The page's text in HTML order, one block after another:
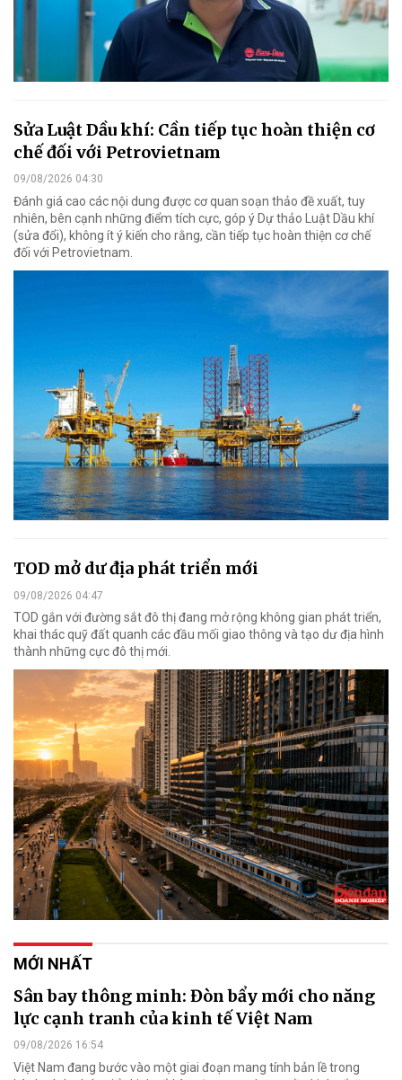
Sửa Luật Dầu khí: Cần tiếp tục hoàn thiện cơ
chế đối với Petrovietnam
09/08/2026 04:30
Đánh giá cao các nội dung được cơ quan soạn thảo đề xuất, tuy
nhiên, bên cạnh những điểm tích cực, góp ý Dự thảo Luật Dầu khí
(sửa đổi), không ít ý kiến cho rằng, cần tiếp tục hoàn thiện cơ chế
đối với Petrovietnam.
TOD mở dư địa phát triển mới
09/08/2026 04:47
TOD gắn với đường sắt đô thị đang mở rộng không gian phát triển,
khai thác quỹ đất quanh các đầu mối giao thông và tạo dư địa hình
thành những cực đô thị mới.
MỚI NHẤT
Sân bay thông minh: Đòn bẩy mới cho năng
lực cạnh tranh của kinh tế Việt Nam
09/08/2026 16:54
Việt Nam đang bước vào một giai đoạn mang tính bản lề trong